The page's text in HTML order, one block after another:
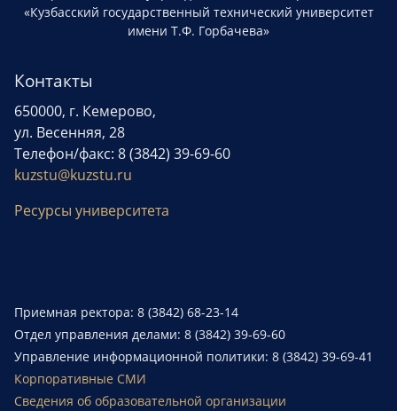
«Кузбасский государственный технический университет
имени Т.Ф. Горбачева»
Контакты
650000, г. Кемерово,
ул. Весенняя, 28
Телефон/факс: 8 (3842) 39-69-60
kuzstu@kuzstu.ru
Ресурсы университета
Приемная ректора: 8 (3842) 68-23-14
Отдел управления делами: 8 (3842) 39-69-60
Управление информационной политики: 8 (3842) 39-69-41
Корпоративные СМИ
Сведения об образовательной организации